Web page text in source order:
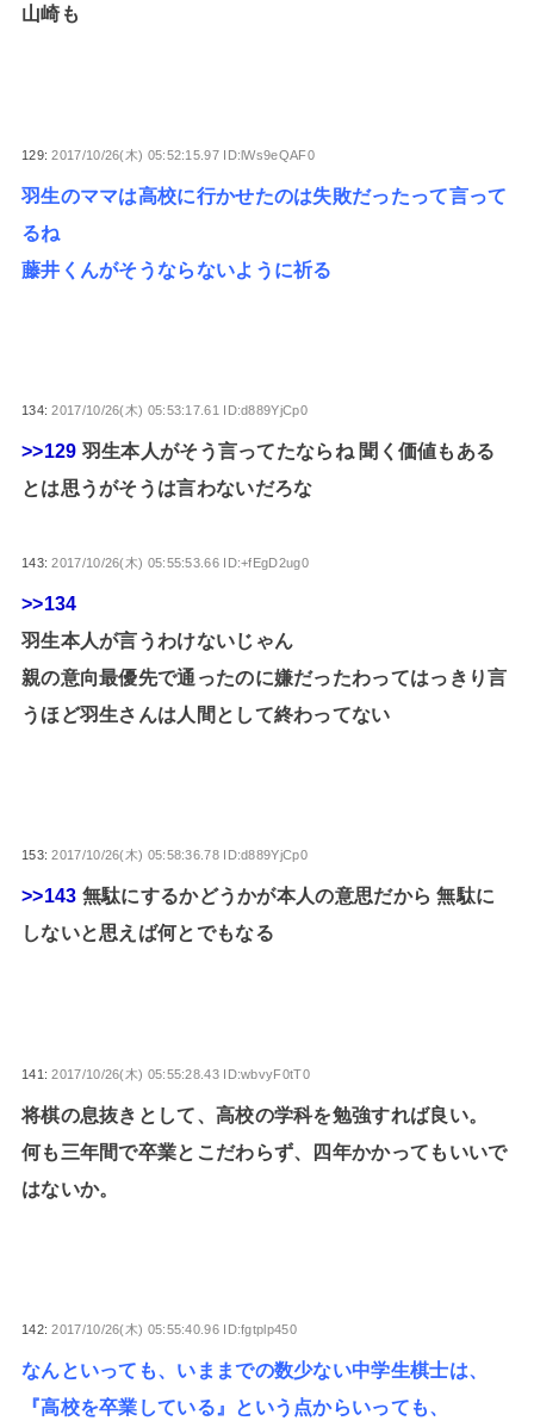
山崎も
129:2017/10/26(木) 05:52:15.97 ID:lWs9eQAF0
羽生のママは高校に行かせたのは失敗だったって言って
るね
藤井くんがそうならないように祈る
134:2017/10/26(木) 05:53:17.61 ID:d889YjCp0
>>129 羽生本人がそう言ってたならね 聞く価値もある
とは思うがそうは言わないだろな
143:2017/10/26(木) 05:55:53.66 ID:+fEgD2ug0
>>134
羽生本人が言うわけないじゃん
親の意向最優先で通ったのに嫌だったわってはっきり言
うほど羽生さんは人間として終わってない
153:2017/10/26(木) 05:58:36.78 ID:d889YjCp0
>>143 無駄にするかどうかが本人の意思だから 無駄に
しないと思えば何とでもなる
141:2017/10/26(木) 05:55:28.43 ID:wbvyF0tT0
将棋の息抜きとして、高校の学科を勉強すれば良い。
何も三年間で卒業とこだわらず、四年かかってもいいで
はないか。
142:2017/10/26(木) 05:55:40.96 ID:fgtplp450
なんといっても、いままでの数少ない中学生棋士は、
『高校を卒業している』という点からいっても、